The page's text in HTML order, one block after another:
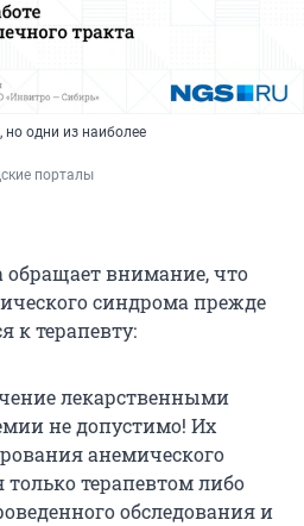
но одни из наиболее
порталы
обращает внимание, что
синдрома прежде
к терапевту:
лекарственными
не допустимо! Их
анемического
терапевтом либо
обследования и